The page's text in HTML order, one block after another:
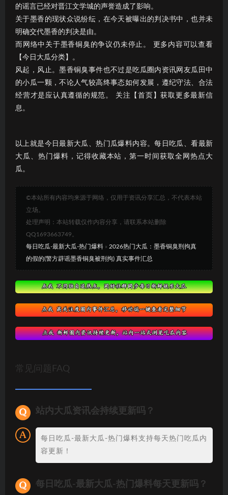
的谣言已经对晋江文学城的声誉造成了影响。
关于墨香的现状众说纷纭，在今天被曝出的判决书中，也并未
明确交代墨香的判决是由。
而网络中关于墨香铜臭的争议仍未停止。 更多内容可以查看
【今日大瓜分类】。
风起，风止。墨香铜臭事件也不过是吃瓜圈内资讯网友瓜田中
的小瓜一颗，不论人气较高终事态如何发展，遵纪守法、合法
经营才是应认真遵循的规范。 关注【首页】获取更多最新信
息。
以上就是今日最新大瓜、热门瓜爆料内容。每日吃瓜、看最新
大瓜、热门爆料，记得收藏本站，第一时间获取全网热点大
瓜。
©本站所有内容均来源于网络，仅用于资讯分享汇总，不代表本站
立场。
处理声明：本站转载仅作内容分享，请联系本站删除
QQ1693663749。
每日吃瓜-最新大瓜-热门爆料 » 2026热门大瓜：墨香铜臭刑拘真
的假的(警方辟谣墨香铜臭被刑拘) 真实事件汇总
常见问题FAQ
站内大瓜资讯会持续更新吗？
每日吃瓜-最新大瓜-热门爆料支持每天热门吃瓜内
容更新！
每日吃瓜-最新大瓜-热门爆料每天更新吗？